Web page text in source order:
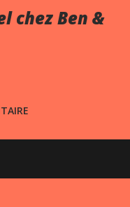
chez Ben &